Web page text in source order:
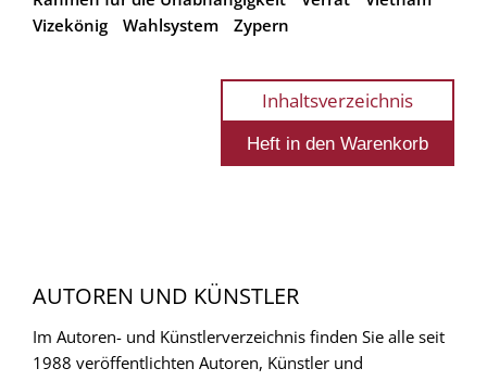
Vizekönig
Wahlsystem Zypern
Inhaltsverzeichnis
AUTOREN UND KÜNSTLER
Im Autoren- und Künstlerverzeichnis finden Sie alle seit
1988 veröffentlichten Autoren, Künstler und